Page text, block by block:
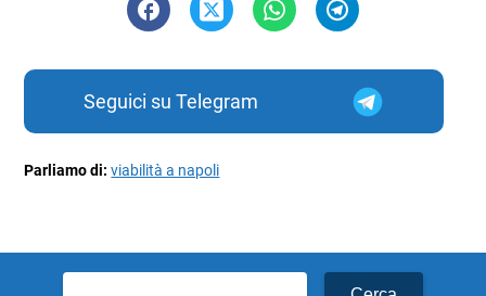
Seguici su Telegram
Parliamo di:viabilità a napoli